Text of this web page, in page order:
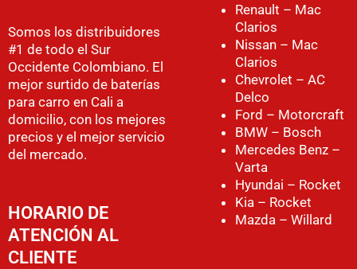
Somos los distribuidores
#1 de todo el Sur
Occidente Colombiano. El
mejor surtido de baterías
para carro en Cali a
domicilio, con los mejores
precios y el mejor servicio
del mercado.
HORARIO DE
ATENCIÓN AL
CLIENTE
Renault – Mac
Clarios
Nissan – Mac
Clarios
Chevrolet – AC
Delco
Ford – Motorcraft
BMW – Bosch
Mercedes Benz –
Varta
Hyundai – Rocket
Kia – Rocket
Mazda – Willard